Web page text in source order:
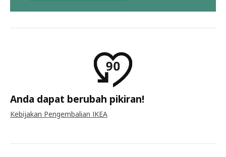
Anda dapat berubah pikiran!
Kebijakan Pengembalian IKEA